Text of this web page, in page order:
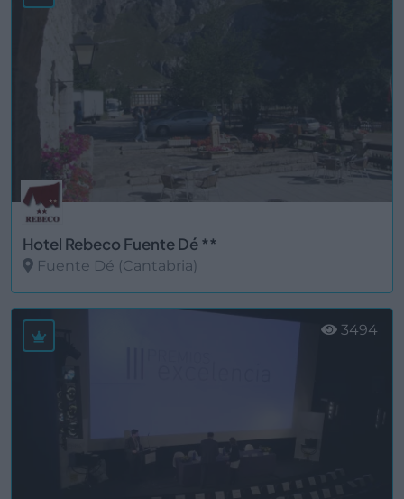
Hotel Rebeco Fuente Dé **
Fuente Dé (Cantabria)
3494